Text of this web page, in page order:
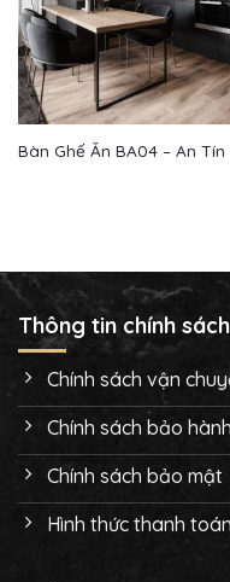
Bàn Ghế Ăn BA04 – An Tín
Thông tin chính sách
Chính sách vận
Chính sách bảo
Chính sách bảo mật
Hình thức thanh toán